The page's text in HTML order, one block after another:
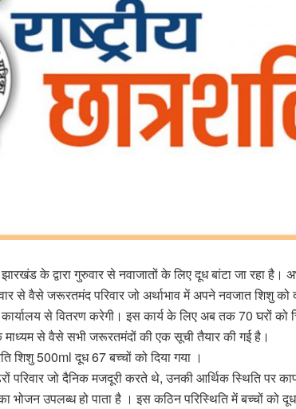
झारखंड के द्वारा गुरुवार से नवाजातों के लिए दूध बांटा जा रहा
से वैसे जरूरतमंद परिवार जो अर्थाभाव में अपने नवजात शिशु
से वितरण करेगी। इस कार्य के लिए अब तक 70 घरों को
से वैसे सभी जरूरतमंदों की एक सूची तैयार की गई है।
शिशु 500ml दूध 67 बच्चों को दिया गया ।
परिवार जो दैनिक मजदूरी करते थे, उनकी आर्थिक स्थिति पर
उपलब्ध हो पाता है । इस कठिन परिस्थिति में बच्चों को